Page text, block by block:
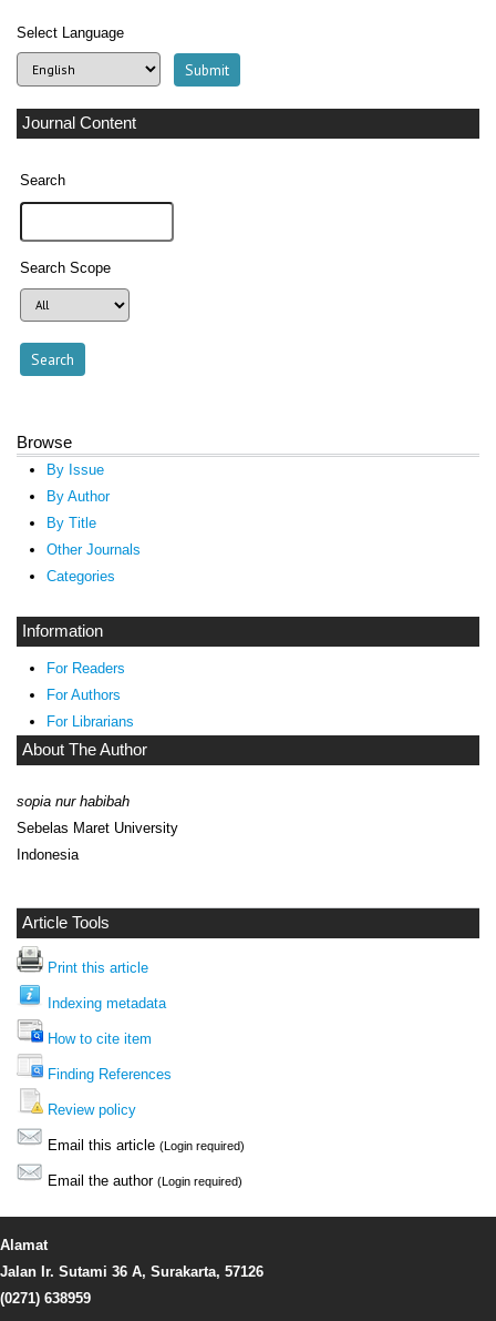
Select Language
Journal Content
Search
Search Scope
Browse
By Issue
By Author
By Title
Other Journals
Categories
Information
For Readers
For Authors
For Librarians
About The Author
sopia nur habibah
Sebelas Maret University
Indonesia
Article Tools
Print this article
Indexing metadata
How to cite item
Finding References
Review policy
Email this article (Login required)
Email the author (Login required)
Alamat
Jalan Ir. Sutami 36 A, Surakarta, 57126
(0271) 638959